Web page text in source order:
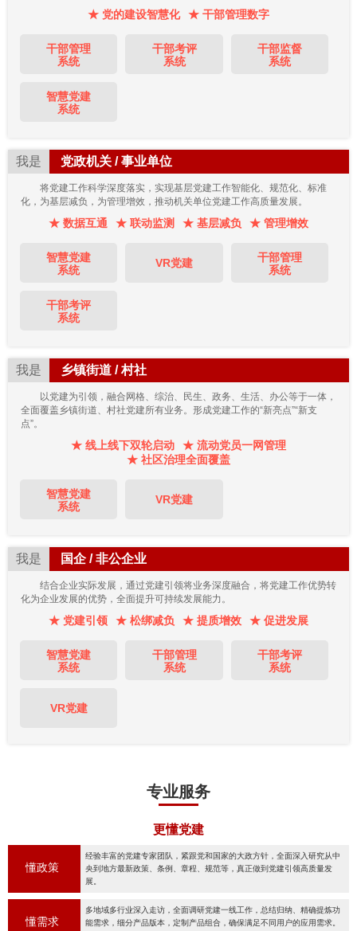
★ 党的建设智慧化 ★ 干部管理数字
干部管理
系统
干部考评
系统
干部监督
系统
智慧党建
系统
我是 党政机关 / 事业单位
将党建工作科学深度落实，实现基层党建工作智能化、规范化、标准
化，为基层减负，为管理增效，推动机关单位党建工作高质量发展。
★ 数据互通 ★ 联动监测 ★ 基层减负 ★ 管理增效
智慧党建
系统
VR党建
干部管理
系统
干部考评
系统
我是 乡镇街道 / 村社
以党建为引领，融合网格、综治、民生、政务、生活、办公等于一体，
全面覆盖乡镇街道、村社党建所有业务。形成党建工作的“新亮点”“新支
点”。
★ 线上线下双轮启动
★ 流动党员一网管理
★ 社区治理全面覆盖
智慧党建
系统
VR党建
我是 国企 / 非公企业
结合企业实际发展，通过党建引领将业务深度融合，将党建工作优势转
化为企业发展的优势，全面提升可持续发展能力。
★ 党建引领 ★ 松绑减负 ★ 提质增效 ★ 促进发展
智慧党建
系统
干部管理
系统
干部考评
系统
VR党建
专业服务
更懂党建
懂政策
经验丰富的党建专家团队，紧跟党和国家的大政方针，全面深入研究从中
央到地方最新政策、条例、章程、规范等，真正做到党建引领高质量发
展。
懂需求
多地域多行业深入走访，全面调研党建一线工作，总结归纳、精确提炼功
能需求，细分产品版本，定制产品组合，确保满足不同用户的应用需求。